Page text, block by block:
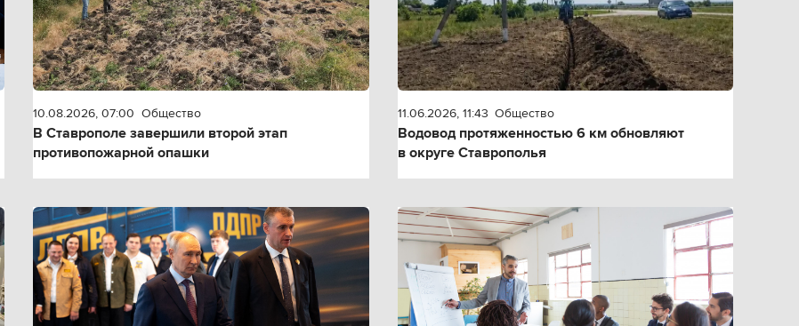
10.08.2026, 07:00 Общество
В Ставрополе завершили второй этап
противопожарной опашки
11.06.2026, 11:43 Общество
Водовод протяженностью 6 км обновляют
в округе Ставрополья